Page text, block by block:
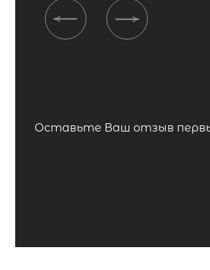
Оставьте Ваш отзыв
Previous Next